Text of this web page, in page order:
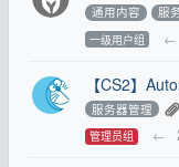
通用内容
服
一级用户组 ←
【CS2】
服务器管理
管理员组 ←